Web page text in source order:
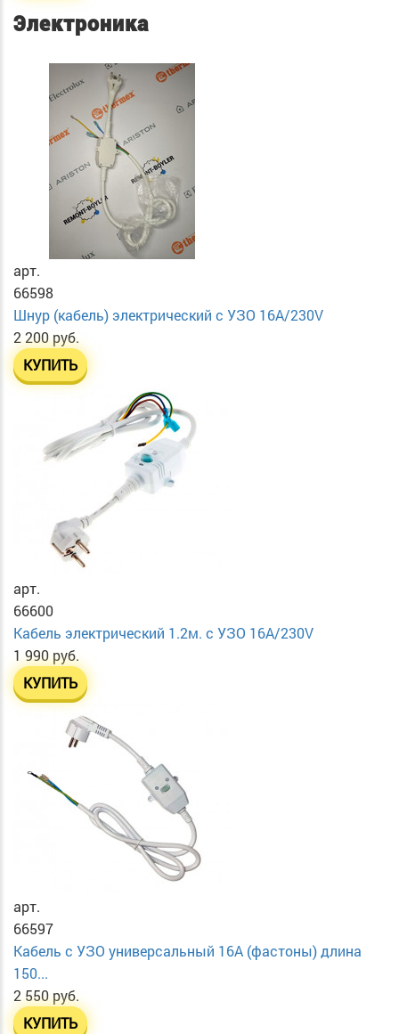
Электроника
арт.
66598
Шнур (кабель) электрический с УЗО 16А/230V
2 200 руб.
КУПИТЬ
арт.
66600
Кабель электрический 1.2м. с УЗО 16А/230V
1 990 руб.
КУПИТЬ
арт.
66597
Кабель с УЗО универсальный 16А (фастоны) длина
150...
2 550 руб.
КУПИТЬ